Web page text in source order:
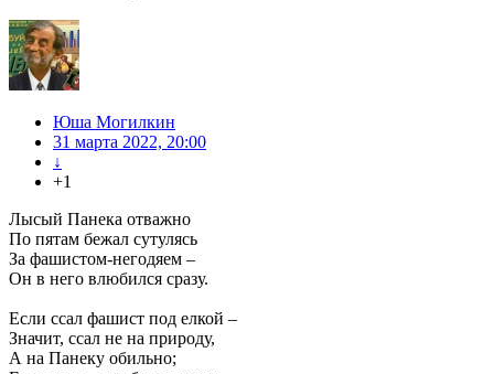
Юша Могилкин
31 марта 2022, 20:00
↓
+1
Лысый Панека отважно
По пятам бежал сутулясь
За фашистом-негодяем –
Он в него влюбился сразу.
Если ссал фашист под елкой –
Значит, ссал не на природу,
А на Панеку обильно;